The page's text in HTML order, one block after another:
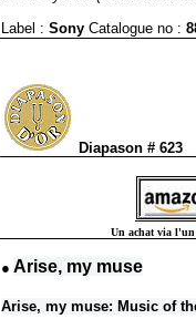
Label : SonyCatalogue no :
Diapason # 623
Un achat via l'un
● Arise, my muse
Arise, my muse: Music of